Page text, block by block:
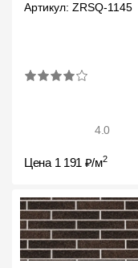
Артикул: ZRSQ-1145
4.0
Цена 1 191 ₽/м2